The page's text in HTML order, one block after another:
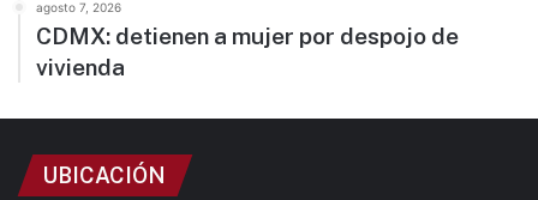
agosto 7, 2026
CDMX: detienen a mujer por despojo de
vivienda
UBICACIÓN